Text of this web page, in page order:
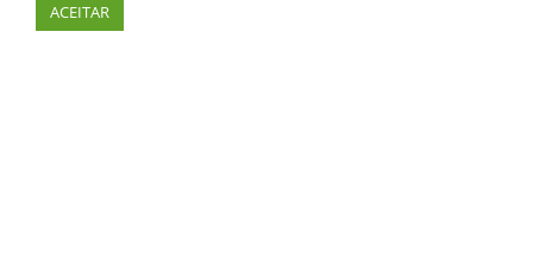
ACEITAR